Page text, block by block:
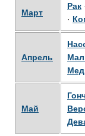
Март
Рак ·
·
Апрель
Май